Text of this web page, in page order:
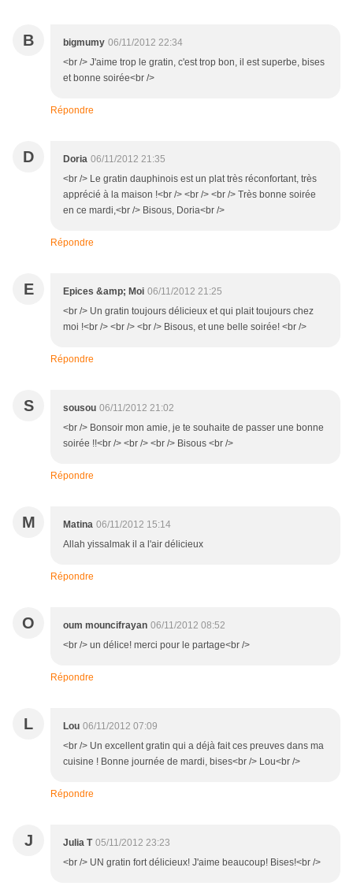
B bigmumy 06/11/2012 22:34
<br /> J'aime trop le gratin, c'est trop bon, il est superbe, bises
et bonne soirée<br />
Répondre
D Doria 06/11/2012 21:35
<br /> Le gratin dauphinois est un plat très réconfortant, très
apprécié à la maison !<br /> <br /> <br /> Très bonne soirée
en ce mardi,<br /> Bisous, Doria<br />
Répondre
E Epices &amp; Moi 06/11/2012 21:25
<br /> Un gratin toujours délicieux et qui plait toujours chez
moi !<br /> <br /> <br /> Bisous, et une belle soirée! <br />
Répondre
S sousou 06/11/2012 21:02
<br /> Bonsoir mon amie, je te souhaite de passer une bonne
soirée !!<br /> <br /> <br /> Bisous <br />
Répondre
M Matina 06/11/2012 15:14
Allah yissalmak il a l'air délicieux
Répondre
O oum mouncifrayan 06/11/2012 08:52
<br /> un délice! merci pour le partage<br />
Répondre
L Lou 06/11/2012 07:09
<br /> Un excellent gratin qui a déjà fait ces preuves dans ma
cuisine ! Bonne journée de mardi, bises<br /> Lou<br />
Répondre
J Julia T 05/11/2012 23:23
<br /> UN gratin fort délicieux! J'aime beaucoup! Bises!<br />